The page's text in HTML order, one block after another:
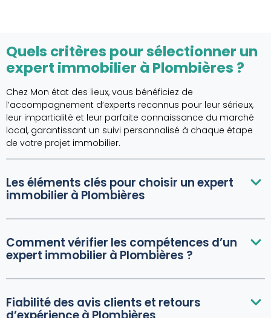
Quels critères pour sélectionner un
expert immobilier à Plombières ?
Chez Mon état des lieux, vous bénéficiez de
l’accompagnement d’experts reconnus pour leur sérieux,
leur impartialité et leur parfaite connaissance du marché
local, garantissant un suivi personnalisé à chaque étape
de votre projet immobilier.
Les éléments clés pour choisir un expert
immobilier à Plombières
Comment vérifier les compétences d’un
expert immobilier à Plombières ?
Fiabilité des avis clients et retours